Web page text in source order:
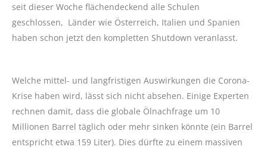
seit dieser Woche flächendeckend alle Schulen
geschlossen, Länder wie Österreich, Italien und Spanien
haben schon jetzt den kompletten Shutdown veranlasst.
Welche mittel- und langfristigen Auswirkungen die Corona-
Krise haben wird, lässt sich nicht absehen. Einige Experten
rechnen damit, dass die globale Ölnachfrage um 10
Millionen Barrel täglich oder mehr sinken könnte (ein Barrel
entspricht etwa 159 Liter). Dies dürfte zu einem massiven